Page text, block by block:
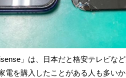
」は、日本だと格安テレビなど
電を購入したことがある人も多いか